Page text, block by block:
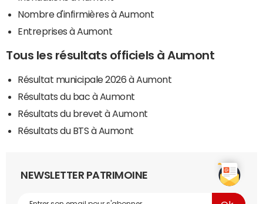
Nombre d'infirmières à Aumont
Entreprises à Aumont
Tous les résultats officiels à Aumont
Résultat municipale 2026 à Aumont
Résultats du bac à Aumont
Résultats du brevet à Aumont
Résultats du BTS à Aumont
NEWSLETTER PATRIMOINE